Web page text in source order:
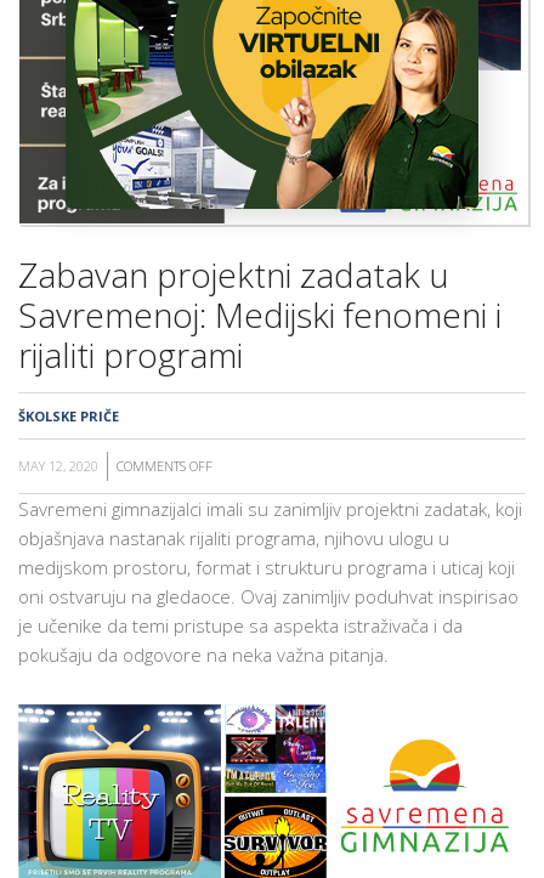
ŠKOLA
Zabavan projektni zadatak u
Savremenoj: Medijski fenomeni i
rijaliti programi
ŠKOLSKE PRIČE
MAY 12, 2020 COMMENTS OFF
ZABAVAN
ZADATAK
SAVREMENOJ:
MEDIJSKI
RIJALITI
PROGRAMI
Savremeni gimnazijalci imali su zanimljiv projektni zadatak, koji
objašnjava nastanak rijaliti programa, njihovu ulogu u
medijskom prostoru, format i strukturu programa i uticaj koji
oni ostvaruju na gledaoce. Ovaj zanimljiv poduhvat inspirisao
je učenike da temi pristupe sa aspekta istraživača i da
pokušaju da odgovore na neka važna pitanja.